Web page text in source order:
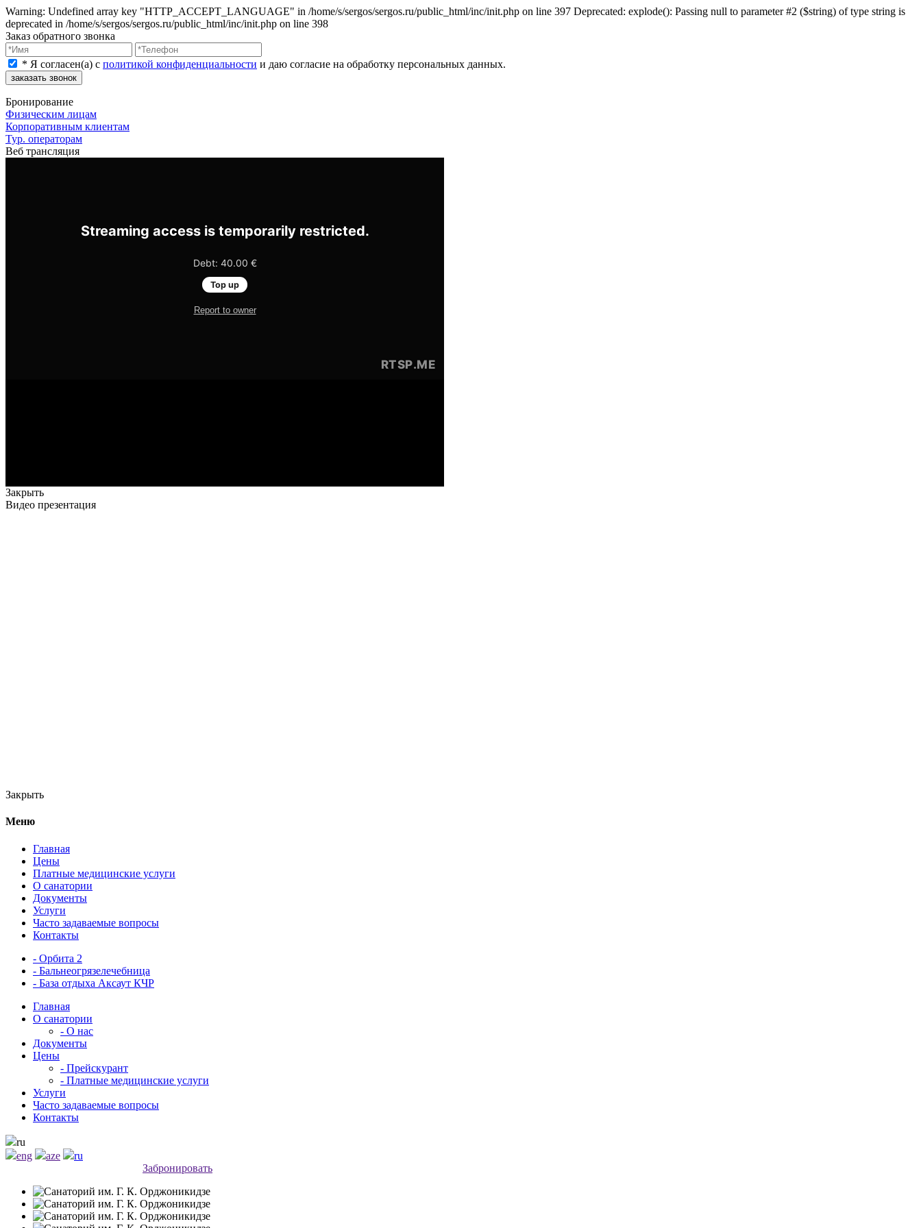
Warning: Undefined array key "HTTP_ACCEPT_LANGUAGE" in /home/s/sergos/sergos.ru/public_html/inc/init.php on line 397 Deprecated: explode(): Passing null to parameter #2 ($string) of type string is
deprecated in /home/s/sergos/sergos.ru/public_html/inc/init.php on line 398
Заказ обратного звонка
* Я согласен(a) с политикой конфиденциальности и даю согласие на обработку персональных данных.
заказать звонок
Бронирование
Физическим лицам
Корпоративным клиентам
Тур. операторам
Веб трансляция
Закрыть
Видео презентация
Закрыть
Меню
Главная
Цены
Платные медицинские услуги
О санатории
Документы
Услуги
Часто задаваемые вопросы
Контакты
- Орбита 2
- Бальнеогрязелечебница
- База отдыха Аксаут КЧР
Главная
О санатории
- О нас
Документы
Цены
- Прейскурант
- Платные медицинские услуги
Услуги
Часто задаваемые вопросы
Контакты
ru
eng
aze
ru
Забронировать